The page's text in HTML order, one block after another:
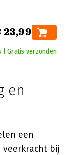
23,99
| Gratis verzonden
en
een
bij